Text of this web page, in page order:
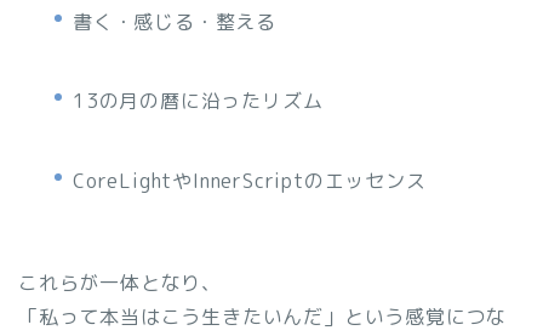
書く・感じる・整える
13の月の暦に沿ったリズム
CoreLightやInnerScriptのエッセンス
これらが一体となり、
「私って本当はこう生きたいんだ」という感覚につな